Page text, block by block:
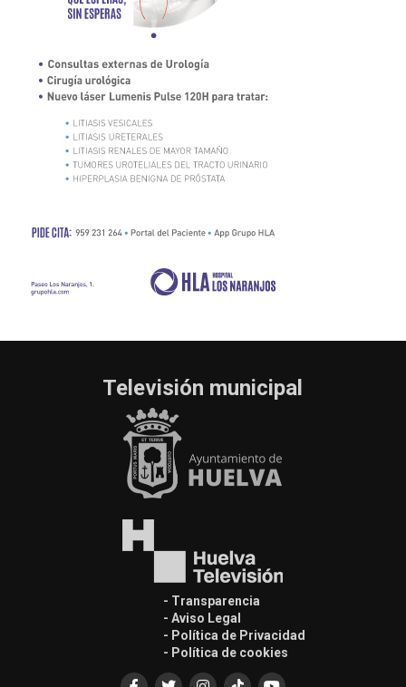
Televisión municipal
- Transparencia
- Aviso Legal
- Política de Privacidad
- Política de cookies